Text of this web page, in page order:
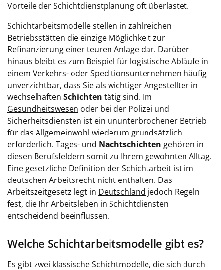
Vorteile der Schichtdienstplanung oft überlastet.
Schichtarbeitsmodelle stellen in zahlreichen
Betriebsstätten die einzige Möglichkeit zur
Refinanzierung einer teuren Anlage dar. Darüber
hinaus bleibt es zum Beispiel für logistische Abläufe in
einem Verkehrs- oder Speditionsunternehmen häufig
unverzichtbar, dass Sie als wichtiger Angestellter in
wechselhaften Schichten tätig sind. Im
Gesundheitswesen oder bei der Polizei und
Sicherheitsdiensten ist ein ununterbrochener Betrieb
für das Allgemeinwohl wiederum grundsätzlich
erforderlich. Tages- und Nachtschichten gehören in
diesen Berufsfeldern somit zu Ihrem gewohnten Alltag.
Eine gesetzliche Definition der Schichtarbeit ist im
deutschen Arbeitsrecht nicht enthalten. Das
Arbeitszeitgesetz legt in Deutschland jedoch Regeln
fest, die Ihr Arbeitsleben in Schichtdiensten
entscheidend beeinflussen.
Welche Schichtarbeitsmodelle gibt es?
Es gibt zwei klassische Schichtmodelle, die sich durch